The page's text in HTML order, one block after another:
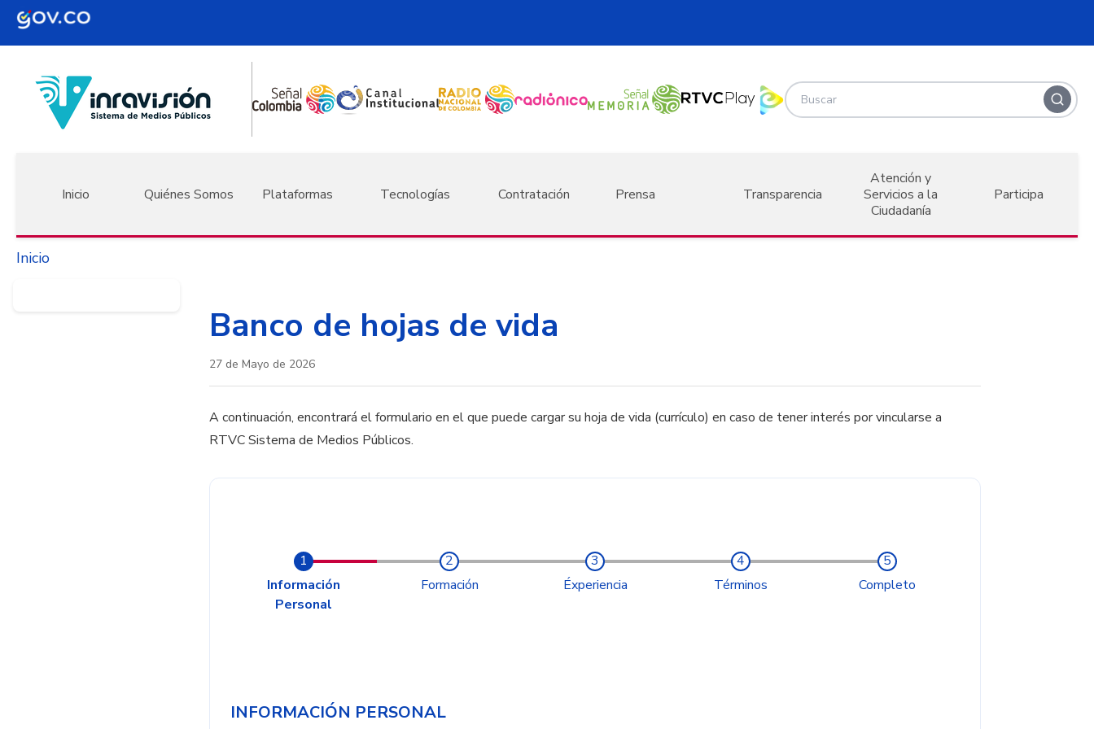
Pasar al contenido principal
Inicio Quiénes Somos Plataformas Tecnologías Contratación Prensa Transparencia
Atención y
Servicios a la
Ciudadanía
Participa
Inicio
Banco de hojas de vida
27 de Mayo de 2026
A continuación, encontrará el formulario en el que puede cargar su hoja de vida (currículo) en caso de tener interés por vincularse a
RTVC Sistema de Medios Públicos.
Actual
Información
Personal
Formación Éxperiencia Términos Completo
INFORMACIÓN PERSONAL